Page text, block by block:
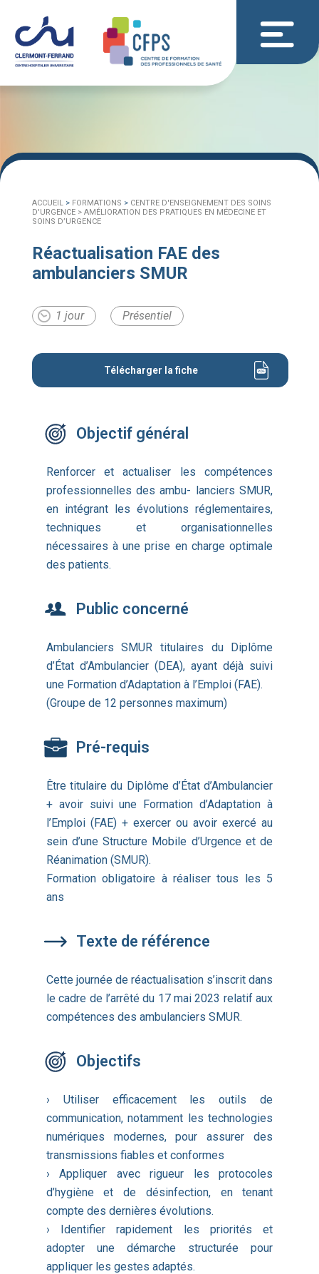
ACCUEIL> FORMATIONS > CENTRE D'ENSEIGNEMENT DES SOINS
D'URGENCE > AMÉLIORATION DES PRATIQUES EN MÉDECINE ET
SOINS D’URGENCE
Réactualisation FAE des
ambulanciers SMUR
1 jour Présentiel
Télécharger la fiche
Objectif général
Renforcer et actualiser les compétences
professionnelles des ambu- lanciers SMUR,
en intégrant les évolutions réglementaires,
techniques et organisationnelles
nécessaires à une prise en charge optimale
des patients.
Public concerné
Ambulanciers SMUR titulaires du Diplôme
d’État d’Ambulancier (DEA), ayant déjà suivi
une Formation d’Adaptation à l’Emploi (FAE).
(Groupe de 12 personnes maximum)
Pré-requis
Être titulaire du Diplôme d’État d’Ambulancier
+ avoir suivi une Formation d’Adaptation à
l’Emploi (FAE) + exercer ou avoir exercé au
sein d’une Structure Mobile d’Urgence et de
Réanimation (SMUR).
Formation obligatoire à réaliser tous les 5
ans
Texte de référence
Cette journée de réactualisation s’inscrit dans
le cadre de l’arrêté du 17 mai 2023 relatif aux
compétences des ambulanciers SMUR.
Objectifs
› Utiliser efficacement les outils de
communication, notamment les technologies
numériques modernes, pour assurer des
transmissions fiables et conformes
› Appliquer avec rigueur les protocoles
d’hygiène et de désinfection, en tenant
compte des dernières évolutions.
› Identifier rapidement les priorités et
adopter une démarche structurée pour
appliquer les gestes adaptés.